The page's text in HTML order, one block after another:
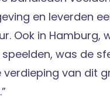
en leverden
Ook in Hamburg,
was de
van dit